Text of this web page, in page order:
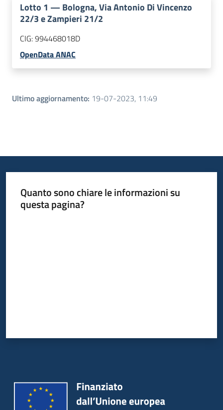
Lotto 1 — Bologna, Via Antonio Di Vincenzo
22/3 e Zampieri 21/2
CIG:994468018D
OpenData ANAC
Ultimo aggiornamento: 19-07-2023, 11:49
Quanto sono chiare le informazioni su
questa pagina?